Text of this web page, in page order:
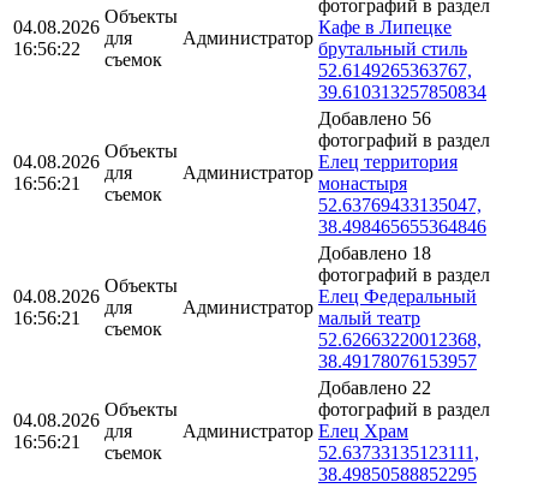
04.08.2026
16:56:22
Объекты
для
съемок
Администратор
фотографий в раздел
Кафе в Липецке
брутальный стиль
52.6149265363767,
39.610313257850834
04.08.2026
16:56:21
Объекты
для
съемок
Администратор
Добавлено 56
фотографий в раздел
Елец территория
монастыря
52.63769433135047,
38.498465655364846
04.08.2026
16:56:21
Объекты
для
съемок
Администратор
Добавлено 18
фотографий в раздел
Елец Федеральный
малый театр
52.62663220012368,
38.49178076153957
04.08.2026
16:56:21
Объекты
для
съемок
Администратор
Добавлено 22
фотографий в раздел
Елец Храм
52.63733135123111,
38.49850588852295